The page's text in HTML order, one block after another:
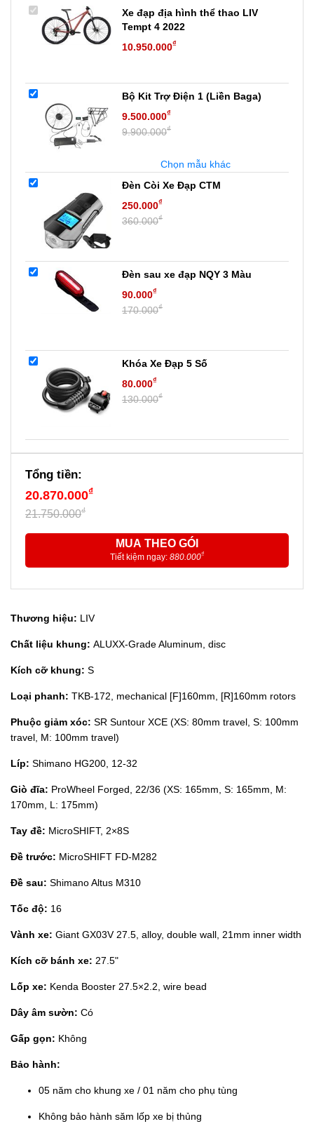
Xe đạp địa hình thể thao LIV
Tempt 4 2022
10.950.000₫
Bộ Kit Trợ Điện 1 (Liền Baga)
9.500.000₫
9.900.000₫
Chọn mẫu khác
Đèn Còi Xe Đạp CTM
250.000₫
360.000₫
Đèn sau xe đạp NQY 3 Màu
90.000₫
170.000₫
Khóa Xe Đạp 5 Số
80.000₫
130.000₫
Tổng tiền:
20.870.000₫
21.750.000₫
MUA THEO GÓI
Tiết kiệm ngay: 880.000₫
Thương hiệu: LIV
Chất liệu khung: ALUXX-Grade Aluminum, disc
Kích cỡ khung: S
Loại phanh: TKB-172, mechanical [F]160mm, [R]160mm rotors
Phuộc giảm xóc: SR Suntour XCE (XS: 80mm travel, S: 100mm
travel, M: 100mm travel)
Líp: Shimano HG200, 12-32
Giò đĩa: ProWheel Forged, 22/36 (XS: 165mm, S: 165mm, M:
170mm, L: 175mm)
Tay đề: MicroSHIFT, 2×8S
Đề trước: MicroSHIFT FD-M282
Đề sau: Shimano Altus M310
Tốc độ: 16
Vành xe: Giant GX03V 27.5, alloy, double wall, 21mm inner width
Kích cỡ bánh xe: 27.5"
Lốp xe: Kenda Booster 27.5×2.2, wire bead
Dây âm sườn: Có
Gấp gọn: Không
Bảo hành:
05 năm cho khung xe / 01 năm cho phụ tùng
Không bảo hành săm lốp xe bị thủng